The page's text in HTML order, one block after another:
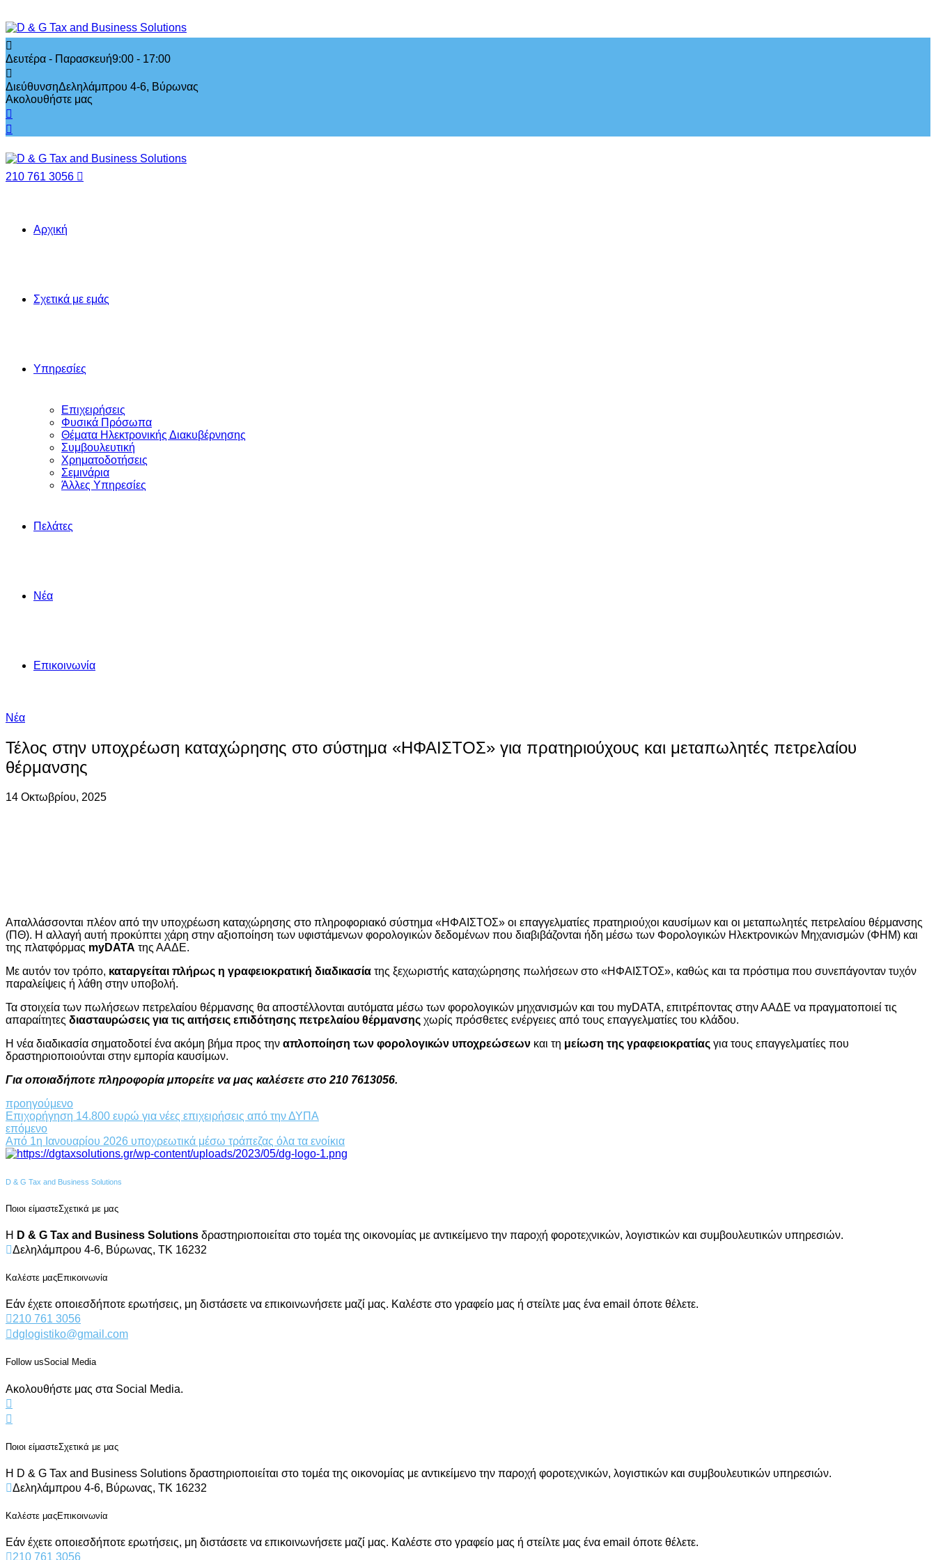
Δευτέρα - Παρασκευή9:00 - 17:00
ΔιεύθυνσηΔεληλάμπρου 4-6, Βύρωνας
Ακολουθήστε μας
210 761 3056
Αρχική
Σχετικά με εμάς
Υπηρεσίες
Επιχειρήσεις
Φυσικά Πρόσωπα
Θέματα Ηλεκτρονικής Διακυβέρνησης
Συμβουλευτική
Χρηματοδοτήσεις
Σεμινάρια
Άλλες Yπηρεσίες
Πελάτες
Νέα
Επικοινωνία
Νέα
Τέλος στην υποχρέωση καταχώρησης στο σύστημα «ΗΦΑΙΣΤΟΣ» για πρατηριούχους και μεταπωλητές πετρελαίου
θέρμανσης
14 Οκτωβρίου, 2025
Απαλλάσσονται πλέον από την υποχρέωση καταχώρησης στο πληροφοριακό σύστημα «ΗΦΑΙΣΤΟΣ» οι επαγγελματίες πρατηριούχοι καυσίμων και οι μεταπωλητές πετρελαίου θέρμανσης
(ΠΘ). Η αλλαγή αυτή προκύπτει χάρη στην αξιοποίηση των υφιστάμενων φορολογικών δεδομένων που διαβιβάζονται ήδη μέσω των Φορολογικών Ηλεκτρονικών Μηχανισμών (ΦΗΜ) και
της πλατφόρμας myDATA της ΑΑΔΕ.
Με αυτόν τον τρόπο, καταργείται πλήρως η γραφειοκρατική διαδικασία της ξεχωριστής καταχώρησης πωλήσεων στο «ΗΦΑΙΣΤΟΣ», καθώς και τα πρόστιμα που συνεπάγονταν τυχόν
παραλείψεις ή λάθη στην υποβολή.
Τα στοιχεία των πωλήσεων πετρελαίου θέρμανσης θα αποστέλλονται αυτόματα μέσω των φορολογικών μηχανισμών και του myDATA, επιτρέποντας στην ΑΑΔΕ να πραγματοποιεί τις
απαραίτητες διασταυρώσεις για τις αιτήσεις επιδότησης πετρελαίου θέρμανσης χωρίς πρόσθετες ενέργειες από τους επαγγελματίες του κλάδου.
Η νέα διαδικασία σηματοδοτεί ένα ακόμη βήμα προς την απλοποίηση των φορολογικών υποχρεώσεων και τη μείωση της γραφειοκρατίας για τους επαγγελματίες που
δραστηριοποιούνται στην εμπορία καυσίμων.
Για οποιαδήποτε πληροφορία μπορείτε να μας καλέσετε στο 210 7613056.
προηγούμενο
Επιχορήγηση 14.800 ευρώ για νέες επιχειρήσεις από την ΔΥΠΑ
επόμενο
Από 1η Ιανουαρίου 2026 υποχρεωτικά μέσω τράπεζας όλα τα ενοίκια
D & G Tax and Business Solutions
Ποιοι είμαστεΣχετικά με μας
Η D & G Tax and Business Solutions δραστηριοποιείται στο τομέα της οικονομίας με αντικείμενο την παροχή φοροτεχνικών, λογιστικών και συμβουλευτικών υπηρεσιών.
Δεληλάμπρου 4-6, Βύρωνας, ΤΚ 16232
Καλέστε μαςΕπικοινωνία
Εάν έχετε οποιεσδήποτε ερωτήσεις, μη διστάσετε να επικοινωνήσετε μαζί μας. Καλέστε στο γραφείο μας ή στείλτε μας ένα email όποτε θέλετε.
210 761 3056
dglogistiko@gmail.com
Follow usSocial Media
Ακολουθήστε μας στα Social Media.
Ποιοι είμαστεΣχετικά με μας
Η D & G Tax and Business Solutions δραστηριοποιείται στο τομέα της οικονομίας με αντικείμενο την παροχή φοροτεχνικών, λογιστικών και συμβουλευτικών υπηρεσιών.
Δεληλάμπρου 4-6, Βύρωνας, ΤΚ 16232
Καλέστε μαςΕπικοινωνία
Εάν έχετε οποιεσδήποτε ερωτήσεις, μη διστάσετε να επικοινωνήσετε μαζί μας. Καλέστε στο γραφείο μας ή στείλτε μας ένα email όποτε θέλετε.
210 761 3056